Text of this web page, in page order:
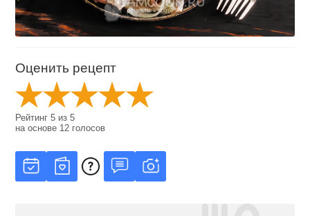
Оценить рецепт
Рейтинг5 из5
на основе 12 голосов